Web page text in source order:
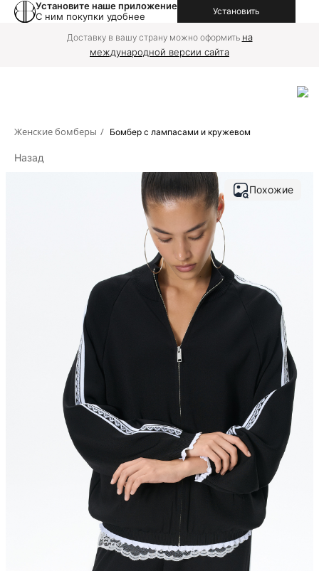
Установите наше приложение
С ним покупки удобнее
Установить
Доставку в вашу страну можно оформить на
международной версии сайта
Женские бомберы / Бомбер с лампасами и кружевом
Назад
Похожие